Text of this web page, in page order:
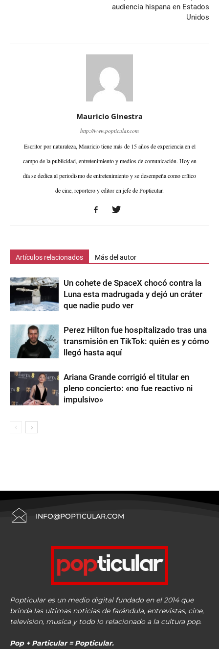
audiencia hispana en Estados
Unidos
Mauricio Ginestra
http://www.popticular.com
Escritor por naturaleza, Mauricio tiene más de 15 años de experiencia en el
campo de la publicidad, entretenimiento y medios de comunicación. Hoy en
día se dedica al periodismo de entretenimiento y se desempeña como crítico
de cine, reportero y editor en jefe de Popticular.
Artículos relacionados Más del autor
Un cohete de SpaceX chocó contra la
Luna esta madrugada y dejó un cráter
que nadie pudo ver
Perez Hilton fue hospitalizado tras una
transmisión en TikTok: quién es y cómo
llegó hasta aquí
Ariana Grande corrigió el titular en
pleno concierto: «no fue reactivo ni
impulsivo»
INFO@POPTICULAR.COM
Popticular es un medio digital fundado en el 2014 que
brinda las ultimas noticias de farándula, entrevistas, cine,
television, musica y todo lo relacionado a la cultura pop.
Pop + Particular = Popticular.